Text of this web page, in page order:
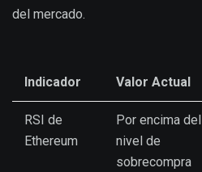
del mercado.
Indicador Valor Actual
RSI de
Ethereum
Por encima del
nivel de
sobrecompra